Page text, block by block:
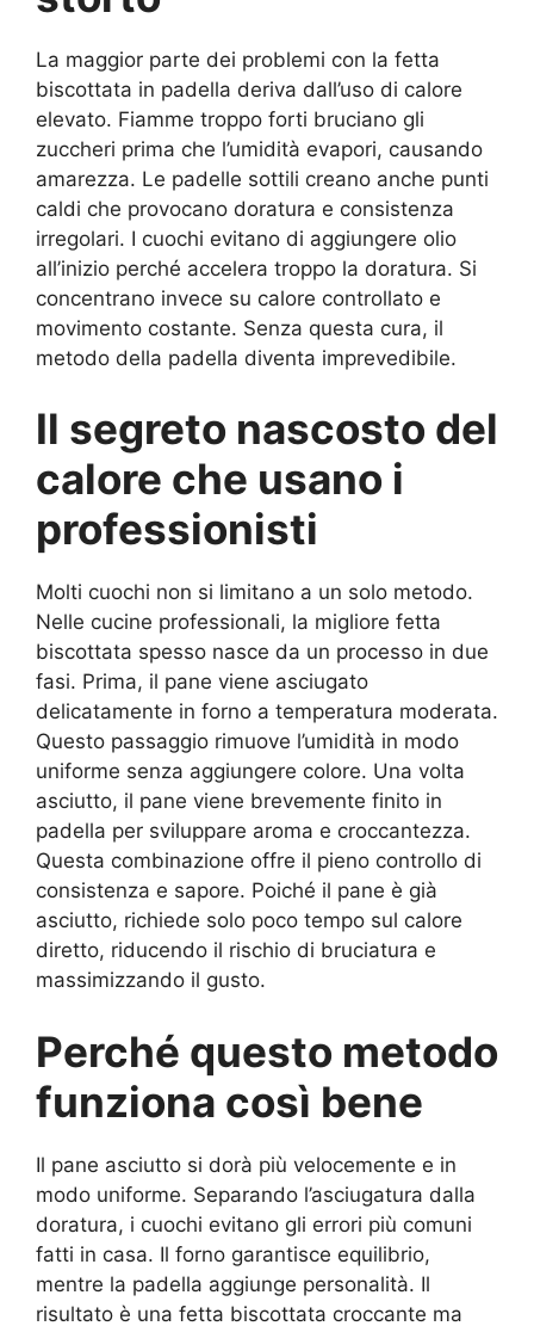
La maggior parte dei problemi con la fetta
biscottata in padella deriva dall’uso di calore
elevato. Fiamme troppo forti bruciano gli
zuccheri prima che l’umidità evapori, causando
amarezza. Le padelle sottili creano anche punti
caldi che provocano doratura e consistenza
irregolari. I cuochi evitano di aggiungere olio
all’inizio perché accelera troppo la doratura. Si
concentrano invece su calore controllato e
movimento costante. Senza questa cura, il
metodo della padella diventa imprevedibile.
Il segreto nascosto del
calore che usano i
professionisti
Molti cuochi non si limitano a un solo metodo.
Nelle cucine professionali, la migliore fetta
biscottata spesso nasce da un processo in due
fasi. Prima, il pane viene asciugato
delicatamente in forno a temperatura moderata.
Questo passaggio rimuove l’umidità in modo
uniforme senza aggiungere colore. Una volta
asciutto, il pane viene brevemente finito in
padella per sviluppare aroma e croccantezza.
Questa combinazione offre il pieno controllo di
consistenza e sapore. Poiché il pane è già
asciutto, richiede solo poco tempo sul calore
diretto, riducendo il rischio di bruciatura e
massimizzando il gusto.
Perché questo metodo
funziona così bene
Il pane asciutto si dorà più velocemente e in
modo uniforme. Separando l’asciugatura dalla
doratura, i cuochi evitano gli errori più comuni
fatti in casa. Il forno garantisce equilibrio,
mentre la padella aggiunge personalità. Il
risultato è una fetta biscottata croccante ma